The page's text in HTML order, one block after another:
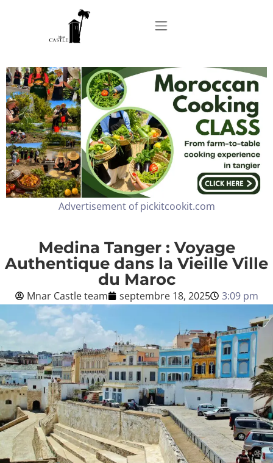
Home
About
Apartments
Our Top Experiences
Contact us
Blog
Français
BOOK NOW
Advertisement of pickitcookit.com
Medina Tanger : Voyage
Authentique dans la Vieille Ville
du Maroc
Mnar Castle team septembre 18, 2025 3:09 pm